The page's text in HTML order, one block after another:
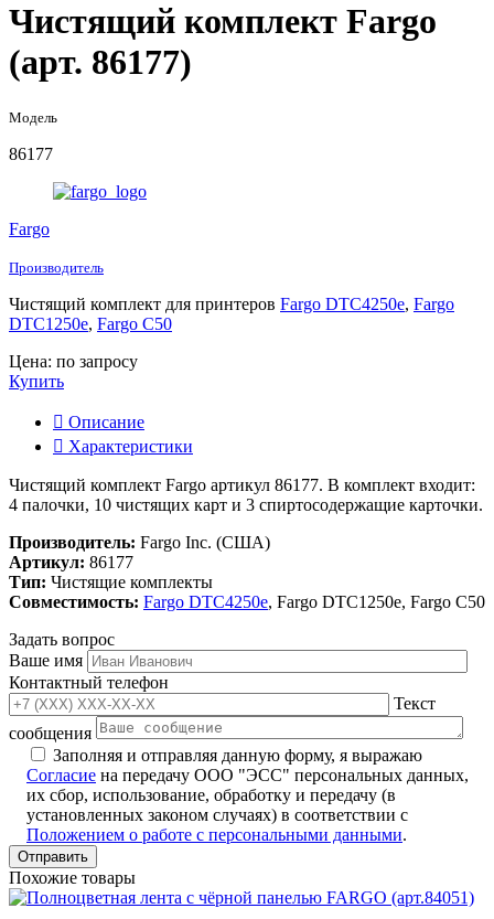
Чистящий комплект Fargo
(арт. 86177)
Модель
86177
Fargo
Производитель
Чистящий комплект для принтеров Fargo DTC4250e, Fargo
DTC1250e, Fargo C50
Цена: по запросу
Купить
Описание
Характеристики
Чистящий комплект Fargo артикул 86177. В комплект входит:
4 палочки, 10 чистящих карт и 3 спиртосодержащие карточки.
Производитель: Fargo Inc. (США)
Артикул: 86177
Тип: Чистящие комплекты
Совместимость: Fargo DTC4250e, Fargo DTC1250e, Fargo C50
Задать вопрос
Ваше имя
Контактный телефон
Текст
сообщения
Заполняя и отправляя данную форму, я выражаю
Согласие на передачу ООО "ЭСС" персональных данных,
их сбор, использование, обработку и передачу (в
установленных законом случаях) в соответствии с
Положением о работе с персональными данными.
Похожие товары